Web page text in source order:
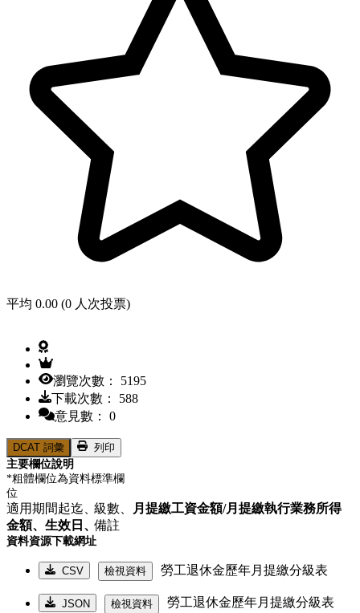
平均 0.00 (0 人次投票)
瀏覽次數： 5195
下載次數： 588
意見數： 0
DCAT 詞彙
列印
主要欄位說明
*粗體欄位為資料標準欄
位
適用期間起迄、級數、
月提繳工資金額/月提繳執行業務所得
金額、 生效日、備註
資料資源下載網址
CSV 檢視資料 勞工退休金歷年月提繳分級表
JSON 檢視資料 勞工退休金歷年月提繳分級表